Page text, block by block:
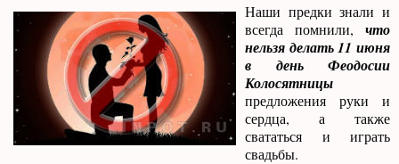
Наши предки знали и
всегда помнили, что
нельзя делать 11 июня
в день Феодосии
Колосятницы
предложения руки и
сердца, а также
свататься и играть
свадьбы.